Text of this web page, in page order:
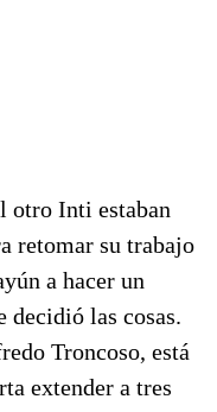
otro Inti estaban
retomar su trabajo
a hacer un
decidió las cosas.
Troncoso, está
extender a tres